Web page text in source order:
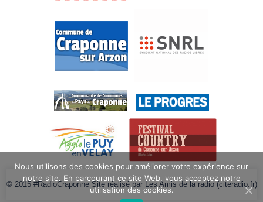
© 2015 #RadioCraponne Site réalisé par Les Amis de la radio (citeradio.fr)
Nous utilisons des cookies pour améliorer votre expérience sur
notre site. En parcourant ce site Web, vous acceptez notre
utilisation des cookies.